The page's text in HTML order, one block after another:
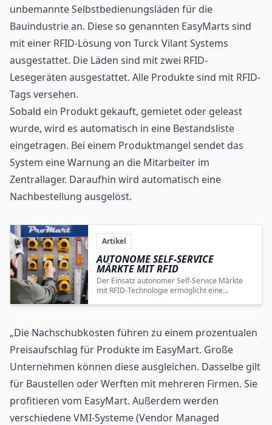
unbemannte Selbstbedienungsläden für die
Bauindustrie an. Diese so genannten EasyMarts sind
mit einer RFID-Lösung von Turck Vilant Systems
ausgestattet. Die Läden sind mit zwei RFID-
Lesegeräten ausgestattet. Alle Produkte sind mit RFID-
Tags versehen.
Sobald ein Produkt gekauft, gemietet oder geleast
wurde, wird es automatisch in eine Bestandsliste
eingetragen. Bei einem Produktmangel sendet das
System eine Warnung an die Mitarbeiter im
Zentrallager. Daraufhin wird automatisch eine
Nachbestellung ausgelöst.
Artikel
AUTONOME SELF-SERVICE
MÄRKTE MIT RFID
Der Einsatz autonomer Self-Service Märkte
mit RFID-Technologie ermöglicht eine
„Die Nachschubkosten führen zu einem prozentualen
Preisaufschlag für Produkte im EasyMart. Große
Unternehmen können diese ausgleichen. Dasselbe gilt
für Baustellen oder Werften mit mehreren Firmen. Sie
profitieren vom EasyMart. Außerdem werden
verschiedene VMI-Systeme (Vendor Managed